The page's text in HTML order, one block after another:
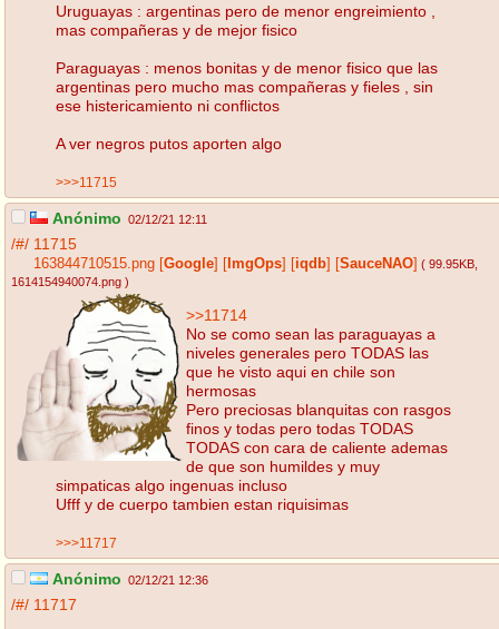
Uruguayas : argentinas pero de menor engreimiento ,
mas compañeras y de mejor fisico
Paraguayas : menos bonitas y de menor fisico que las
argentinas pero mucho mas compañeras y fieles , sin
ese histericamiento ni conflictos
A ver negros putos aporten algo
>>>11715
Anónimo 02/12/21 12:11
/#/ 11715
163844710515.png Google ImgOps iqdb SauceNAO ( 99.95KB
1614154940074.png )
>>11714
No se como sean las paraguayas a
niveles generales pero TODAS las
que he visto aqui en chile son
hermosas
Pero preciosas blanquitas con rasgos
finos y todas pero todas TODAS
TODAS con cara de caliente ademas
de que son humildes y muy
simpaticas algo ingenuas incluso
Ufff y de cuerpo tambien estan riquisimas
>>>11717
Anónimo 02/12/21 12:36
/#/ 11717